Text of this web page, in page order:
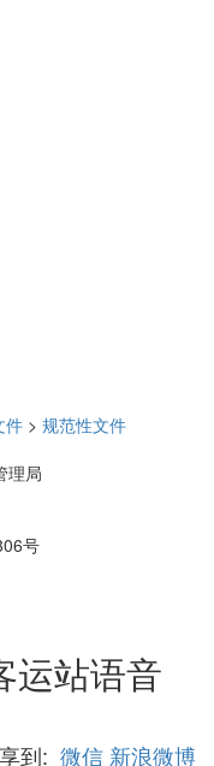
件 > 规范性文件
理局
号
运站语音
到: 微信 新浪微博